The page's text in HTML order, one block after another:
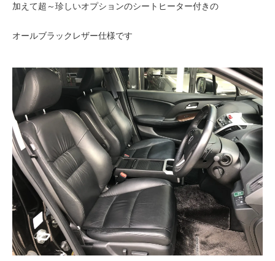
加えて超～珍しいオプションのシートヒーター付きの
オールブラックレザー仕様です